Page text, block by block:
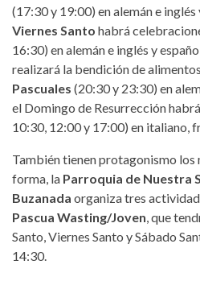
(17:30 y 19:00) en alemán e
Viernes Santo habrá
16:30) en alemán e inglés y
realizará la bendición de
Pascuales (20:30 y 23:30) en
el Domingo de Resurrección
10:30, 12:00 y 17:00) en italiano,
También tienen protagonismo los
forma, la Parroquia de Nuestra
Buzanada organiza tres
Pascua Wasting/Joven, que
Santo, Viernes Santo y Sábado
14:30.